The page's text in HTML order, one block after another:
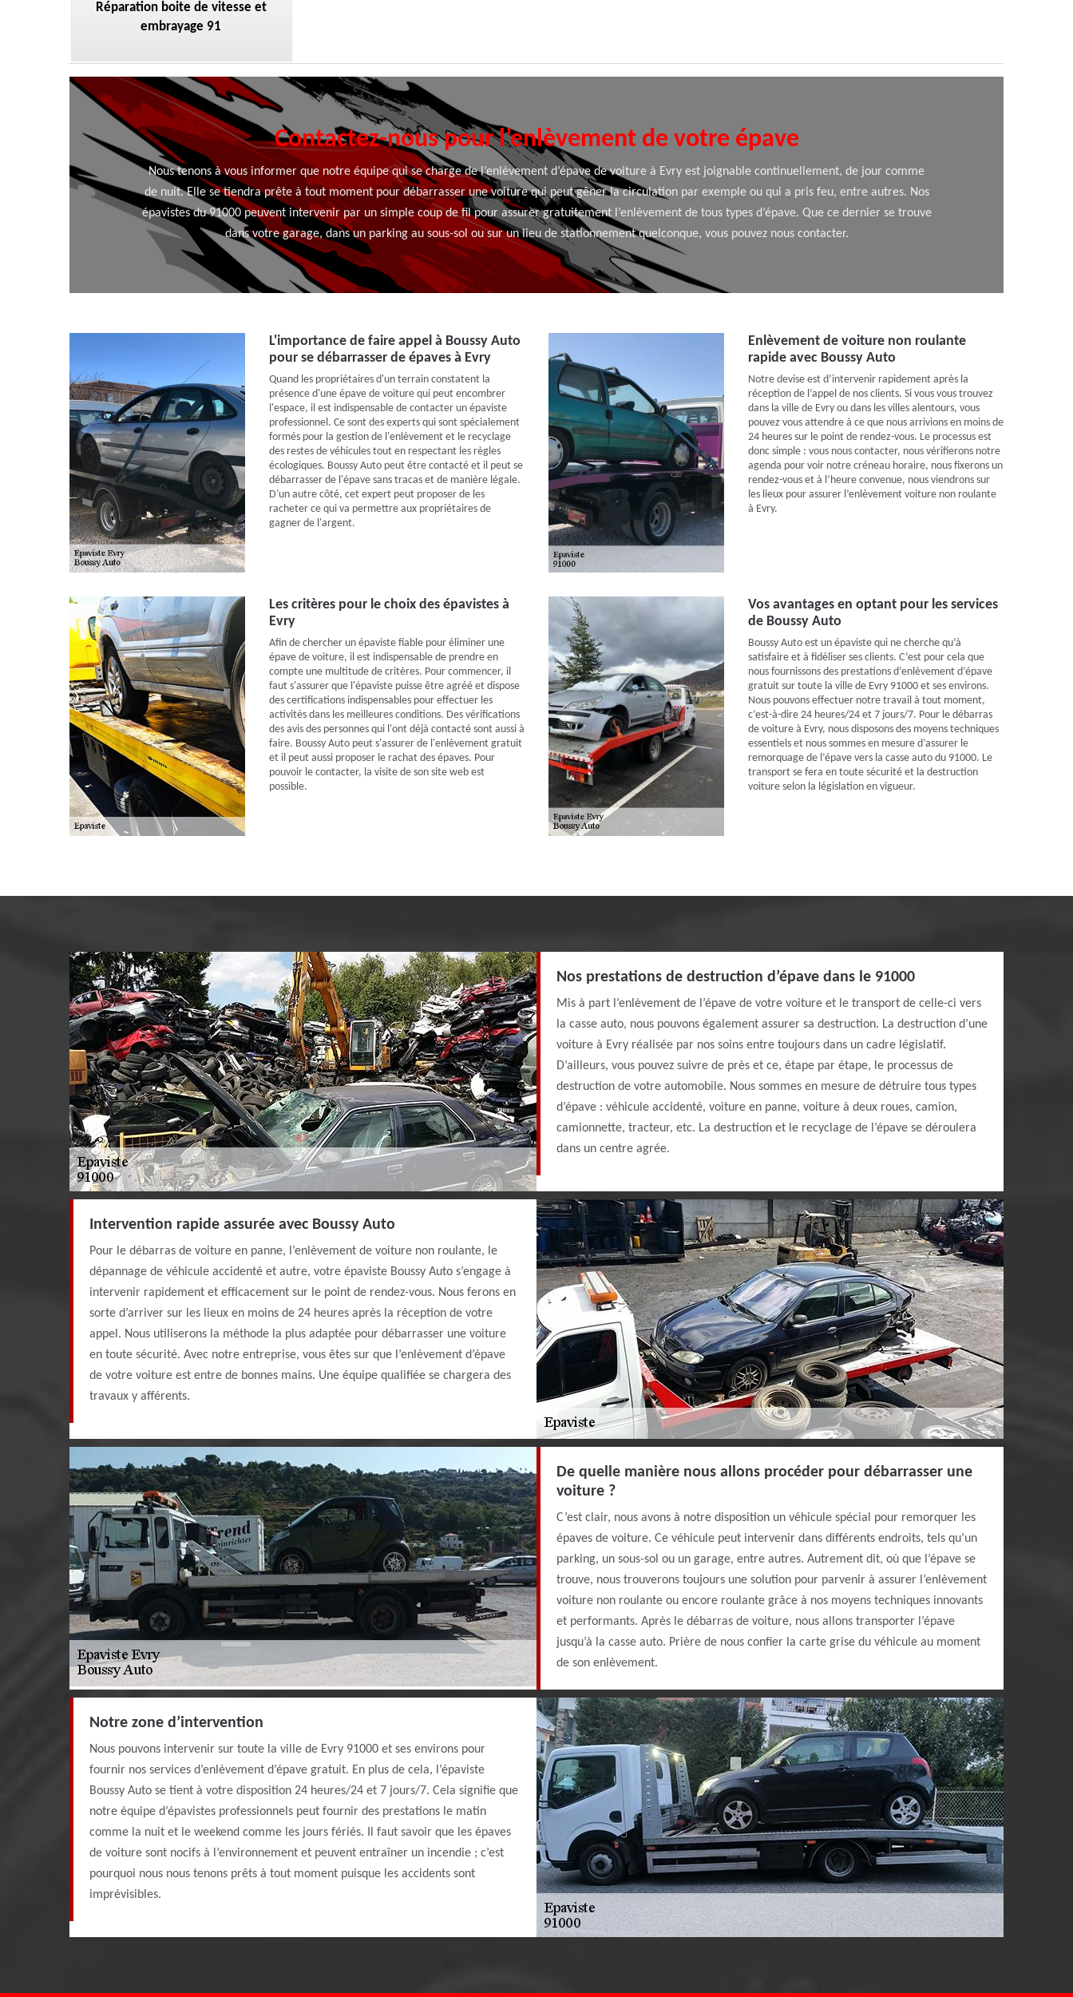
Réparation boite de vitesse et
embrayage 91
Contactez-nous pour l’enlèvement de votre épave
Nous tenons à vous informer que notre équipe qui se charge de l’enlèvement d’épave de voiture à Evry est joignable continuellement, de jour comme
de nuit. Elle se tiendra prête à tout moment pour débarrasser une voiture qui peut gêner la circulation par exemple ou qui a pris feu, entre autres. Nos
épavistes du 91000 peuvent intervenir par un simple coup de fil pour assurer gratuitement l’enlèvement de tous types d’épave. Que ce dernier se trouve
dans votre garage, dans un parking au sous-sol ou sur un lieu de stationnement quelconque, vous pouvez nous contacter.
L'importance de faire appel à Boussy Auto
pour se débarrasser de épaves à Evry
Quand les propriétaires d'un terrain constatent la
présence d'une épave de voiture qui peut encombrer
l'espace, il est indispensable de contacter un épaviste
professionnel. Ce sont des experts qui sont spécialement
formés pour la gestion de l'enlèvement et le recyclage
des restes de véhicules tout en respectant les règles
écologiques. Boussy Auto peut être contacté et il peut se
débarrasser de l'épave sans tracas et de manière légale.
D'un autre côté, cet expert peut proposer de les
racheter ce qui va permettre aux propriétaires de
gagner de l'argent.
Enlèvement de voiture non roulante
rapide avec Boussy Auto
Notre devise est d’intervenir rapidement après la
réception de l’appel de nos clients. Si vous vous trouvez
dans la ville de Evry ou dans les villes alentours, vous
pouvez vous attendre à ce que nous arrivions en moins de
24 heures sur le point de rendez-vous. Le processus est
donc simple : vous nous contacter, nous vérifierons notre
agenda pour voir notre créneau horaire, nous fixerons un
rendez-vous et à l’heure convenue, nous viendrons sur
les lieux pour assurer l’enlèvement voiture non roulante
à Evry.
Les critères pour le choix des épavistes à
Evry
Afin de chercher un épaviste fiable pour éliminer une
épave de voiture, il est indispensable de prendre en
compte une multitude de critères. Pour commencer, il
faut s'assurer que l'épaviste puisse être agréé et dispose
des certifications indispensables pour effectuer les
activités dans les meilleures conditions. Des vérifications
des avis des personnes qui l'ont déjà contacté sont aussi à
faire. Boussy Auto peut s'assurer de l'enlèvement gratuit
et il peut aussi proposer le rachat des épaves. Pour
pouvoir le contacter, la visite de son site web est
possible.
Vos avantages en optant pour les services
de Boussy Auto
Boussy Auto est un épaviste qui ne cherche qu’à
satisfaire et à fidéliser ses clients. C’est pour cela que
nous fournissons des prestations d’enlèvement d’épave
gratuit sur toute la ville de Evry 91000 et ses environs.
Nous pouvons effectuer notre travail à tout moment,
c’est-à-dire 24 heures/24 et 7 jours/7. Pour le débarras
de voiture à Evry, nous disposons des moyens techniques
essentiels et nous sommes en mesure d’assurer le
remorquage de l’épave vers la casse auto du 91000. Le
transport se fera en toute sécurité et la destruction
voiture selon la législation en vigueur.
Nos prestations de destruction d’épave dans le 91000
Mis à part l’enlèvement de l’épave de votre voiture et le transport de celle-ci vers
la casse auto, nous pouvons également assurer sa destruction. La destruction d’une
voiture à Evry réalisée par nos soins entre toujours dans un cadre législatif.
D’ailleurs, vous pouvez suivre de près et ce, étape par étape, le processus de
destruction de votre automobile. Nous sommes en mesure de détruire tous types
d’épave : véhicule accidenté, voiture en panne, voiture à deux roues, camion,
camionnette, tracteur, etc. La destruction et le recyclage de l’épave se déroulera
dans un centre agrée.
Intervention rapide assurée avec Boussy Auto
Pour le débarras de voiture en panne, l’enlèvement de voiture non roulante, le
dépannage de véhicule accidenté et autre, votre épaviste Boussy Auto s’engage à
intervenir rapidement et efficacement sur le point de rendez-vous. Nous ferons en
sorte d’arriver sur les lieux en moins de 24 heures après la réception de votre
appel. Nous utiliserons la méthode la plus adaptée pour débarrasser une voiture
en toute sécurité. Avec notre entreprise, vous êtes sur que l’enlèvement d’épave
de votre voiture est entre de bonnes mains. Une équipe qualifiée se chargera des
travaux y afférents.
De quelle manière nous allons procéder pour débarrasser une
voiture ?
C’est clair, nous avons à notre disposition un véhicule spécial pour remorquer les
épaves de voiture. Ce véhicule peut intervenir dans différents endroits, tels qu’un
parking, un sous-sol ou un garage, entre autres. Autrement dit, où que l’épave se
trouve, nous trouverons toujours une solution pour parvenir à assurer l’enlèvement
voiture non roulante ou encore roulante grâce à nos moyens techniques innovants
et performants. Après le débarras de voiture, nous allons transporter l’épave
jusqu’à la casse auto. Prière de nous confier la carte grise du véhicule au moment
de son enlèvement.
Notre zone d’intervention
Nous pouvons intervenir sur toute la ville de Evry 91000 et ses environs pour
fournir nos services d’enlèvement d’épave gratuit. En plus de cela, l’épaviste
Boussy Auto se tient à votre disposition 24 heures/24 et 7 jours/7. Cela signifie que
notre équipe d’épavistes professionnels peut fournir des prestations le matin
comme la nuit et le weekend comme les jours fériés. Il faut savoir que les épaves
de voiture sont nocifs à l’environnement et peuvent entraîner un incendie ; c’est
pourquoi nous nous tenons prêts à tout moment puisque les accidents sont
imprévisibles.